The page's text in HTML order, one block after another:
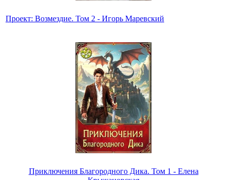
Проект: Возмездие. Том 2 - Игорь Маревский
Приключения Благородного Дика. Том 1 - Елена